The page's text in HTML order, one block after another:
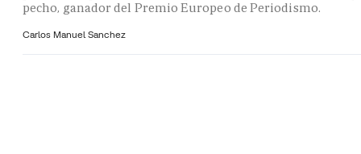
pecho, ganador del Premio Europeo de Periodismo.
Carlos Manuel Sanchez